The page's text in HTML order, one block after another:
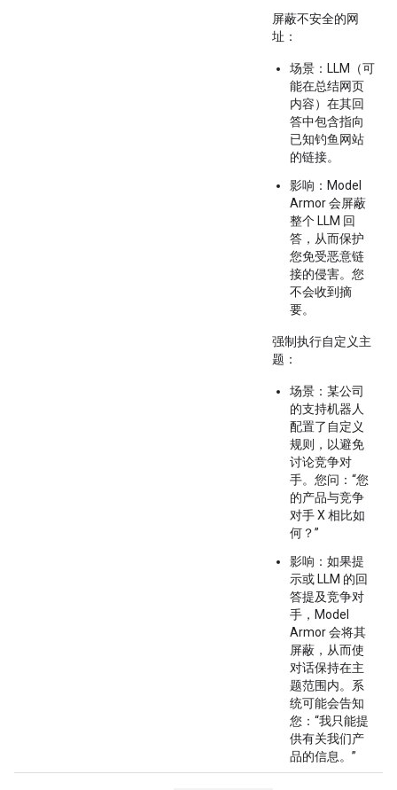
屏蔽不安全的网
址 ：
场景 ：LLM（可
能在总结网页
内容）在其回
答中包含指向
已知钓鱼网站
的链接。
影响 ：Model
Armor 会屏蔽
整个 LLM 回
答，从而保护
您免受恶意链
接的侵害。您
不会收到摘
要。
强制执行自定义主
题 ：
场景 ：某公司
的支持机器人
配置了自定义
规则，以避免
讨论竞争对
手。您问：“您
的产品与竞争
对手 X 相比如
何？”
影响 ：如果提
示或 LLM 的回
答提及竞争对
手，Model
Armor 会将其
屏蔽，从而使
对话保持在主
题范围内。系
统可能会告知
您：“我只能提
供有关我们产
品的信息。”